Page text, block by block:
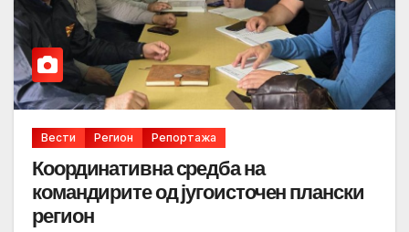
Вести Регион Репортажа
Координативна средба на
командирите од југоисточен плански
регион